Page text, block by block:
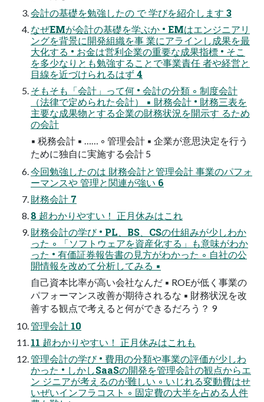
会計の基礎を勉強したの で 学びを紹介します 3
なぜEMが会計の基礎を学ぶか • EMはエンジニアリ
ングを背景に開発組織を事 業にアラインし成果を最
大化する • お金は営利企業の重要な成果指標 • そこ
を多少なりとも勉強することで事業責任 者や経営と
目線を近づけられるはず 4
そもそも「会計」って何 • 会計の分類 ◦ 制度会計
（法律で定められた会計） ▪ 財務会計 • 財務三表を
主要な成果物とする企業の財務状況を開示す るため
の会計
▪ 税務会計 ▪ …… ◦ 管理会計 ▪ 企業が意思決定を行う
ために独自に実施する会計 5
今回勉強したのは 財務会計と管理会計 事業のパフォ
ーマンスや 管理と関連が強い 6
財務会計 7
8 超わかりやすい！ 正月休みはこれ
財務会計の学び • PL、BS、CSの仕組みが少しわか
った ◦ 「ソフトウェアを資産化する」も意味がわか
った • 有価証券報告書の見方がわかった ◦ 自社の公
開情報を改めて分析してみる ▪
自己資本比率が高い会社なんだ ▪ ROEが低く事業の
パフォーマンス改善が期待されるな ▪ 財務状況を改
善する観点で考えると何ができるだろう？ 9
管理会計 10
11 超わかりやすい！ 正月休みはこれも
管理会計の学び • 費用の分類や事業の評価が少しわ
かった • しかしSaaSの開発を管理会計の観点からエ
ン ジニアが考えるのが難しい ◦ いじれる変動費はせ
いぜいインフラコスト ◦ 固定費の大半を占める人件